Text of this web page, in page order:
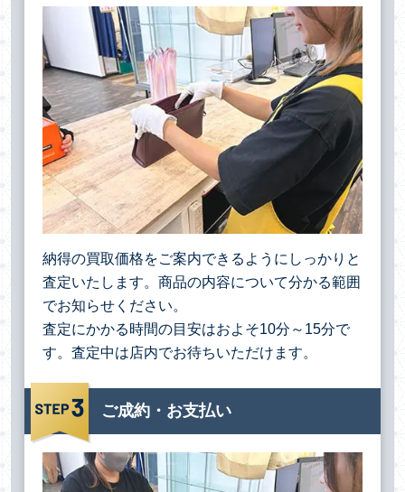
納得の買取価格をご案内できるようにしっかりと
査定いたします。商品の内容について分かる範囲
でお知らせください。
査定にかかる時間の目安はおよそ10分～15分で
す。査定中は店内でお待ちいただけます。
ご成約・お支払い